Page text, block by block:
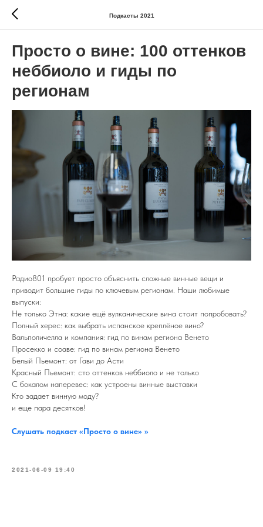
Подкасты 2021
Просто о вине: 100 оттенков
неббиоло и гиды по
регионам
Радио801 пробует просто объяснить сложные винные вещи и
приводит большие гиды по ключевым регионам. Наши любимые
выпуски:
Не только Этна: какие ещё вулканические вина стоит попробовать?
Полный херес: как выбрать испанское креплёное вино?
Вальполичелла и компания: гид по винам региона Венето
Просекко и соаве: гид по винам региона Венето
Белый Пьемонт: от Гави до Асти
Красный Пьемонт: сто оттенков неббиоло и не только
С бокалом наперевес: как устроены винные выставки
Кто задает винную моду?
и еще пара десятков!
Слушать подкаст «Просто о вине» >>
2021-06-09 19:40